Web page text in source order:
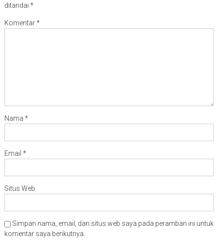
ditandai *
Komentar*
Nama *
Email *
Situs Web
Simpan nama, email, dan situs web saya pada peramban ini untuk
komentar saya berikutnya.